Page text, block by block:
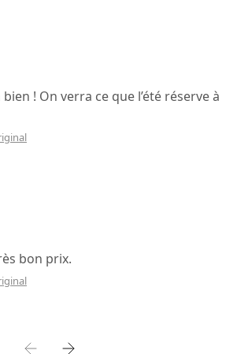
! On verra ce que l’été réserve à
bon prix.